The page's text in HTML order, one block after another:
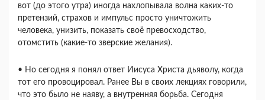
вот (до этого утра) иногда нахлопывала волна каких-то
претензий, страхов и импульс просто уничтожить
человека, унизить, показать своё превосходство,
отомстить (какие-то зверские желания).
• Но сегодня я понял ответ Иисуса Христа дьяволу, когда
тот его провоцировал. Ранее Вы в своих лекциях говорили,
что это было не наяву, а внутренняя борьба. Сегодня